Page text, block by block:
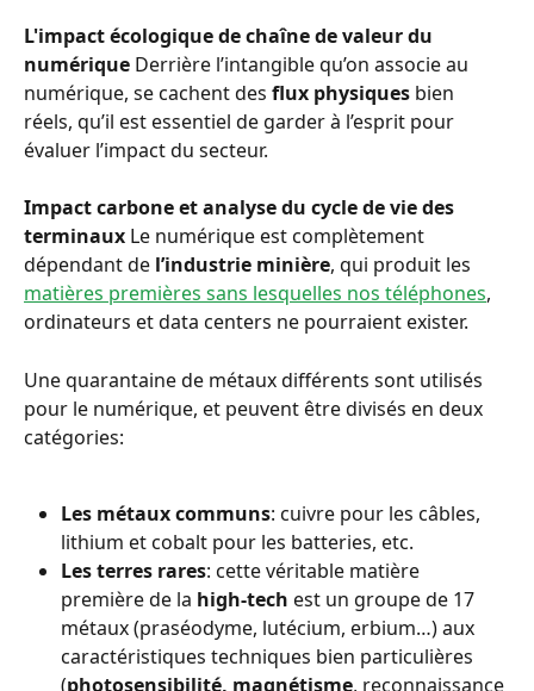
L'impact écologique de chaîne de valeur du
numérique Derrière l’intangible qu’on associe au
numérique, se cachent des flux physiques bien
réels, qu’il est essentiel de garder à l’esprit pour
évaluer l’impact du secteur.
Impact carbone et analyse du cycle de vie des
terminaux Le numérique est complètement
dépendant de l’industrie minière, qui produit les
matières premières sans lesquelles nos téléphones,
ordinateurs et data centers ne pourraient exister.
Une quarantaine de métaux différents sont utilisés
pour le numérique, et peuvent être divisés en deux
catégories:
Les métaux communs: cuivre pour les câbles,
lithium et cobalt pour les batteries, etc.
Les terres rares: cette véritable matière
première de la high-tech est un groupe de 17
métaux (praséodyme, lutécium, erbium…) aux
caractéristiques techniques bien particulières
(photosensibilité, magnétisme, reconnaissance